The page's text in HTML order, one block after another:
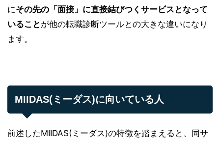
にその先の「面接」に直接結びつくサービスとなって
いることが他の転職診断ツールとの大きな違いになり
ます。
MIIDAS(ミーダス)に向いている人
前述したMIIDAS(ミーダス)の特徴を踏まえると、同サ